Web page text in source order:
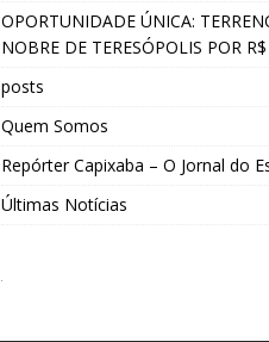
OPORTUNIDADE ÚNICA:
NOBRE DE TERESÓPOLIS POR
posts
Quem Somos
Repórter Capixaba – O Jornal do
Últimas Notícias